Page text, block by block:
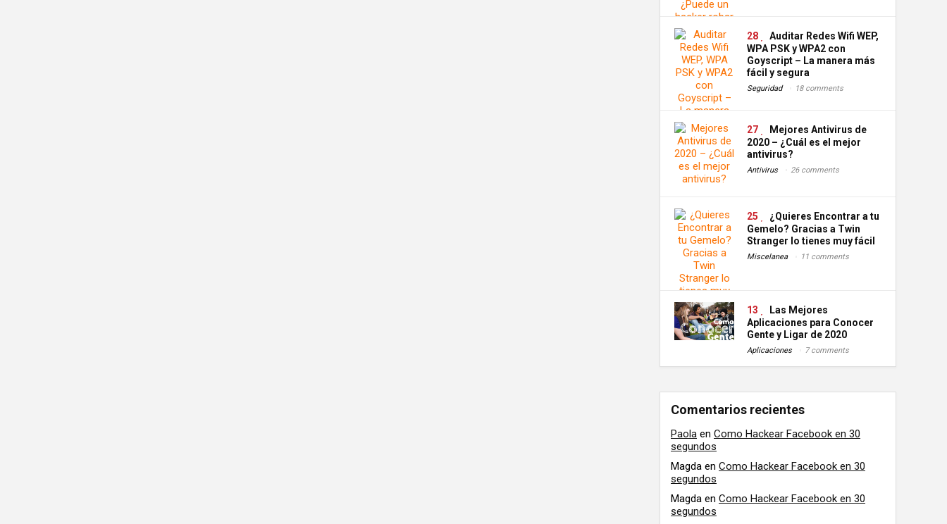
28
Auditar Redes Wifi WEP,
WPA PSK y WPA2 con
Goyscript – La manera más
fácil y segura
Seguridad 18 comments
27
Mejores Antivirus de
2020 – ¿Cuál es el mejor
antivirus?
Antivirus 26 comments
25
¿Quieres Encontrar a tu
Gemelo? Gracias a Twin
Stranger lo tienes muy fácil
Miscelanea 11 comments
13
Las Mejores
Aplicaciones para Conocer
Gente y Ligar de 2020
Aplicaciones 7 comments
Comentarios recientes
Paola en Como Hackear Facebook en 30
segundos
Magda en Como Hackear Facebook en 30
segundos
Magda en Como Hackear Facebook en 30
segundos